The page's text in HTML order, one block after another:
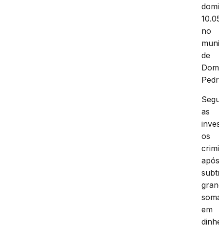
no
de
Dom
as
os
em